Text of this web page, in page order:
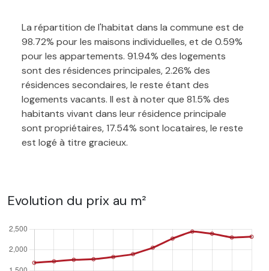
La répartition de l'habitat dans la commune est de
98.72% pour les maisons individuelles, et de 0.59%
pour les appartements. 91.94% des logements
sont des résidences principales, 2.26% des
résidences secondaires, le reste étant des
logements vacants. Il est à noter que 81.5% des
habitants vivant dans leur résidence principale
sont propriétaires, 17.54% sont locataires, le reste
est logé à titre gracieux.
Evolution du prix au m²